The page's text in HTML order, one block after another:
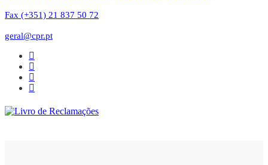
Fax (+351) 21 837 50 72
geral@cpr.pt